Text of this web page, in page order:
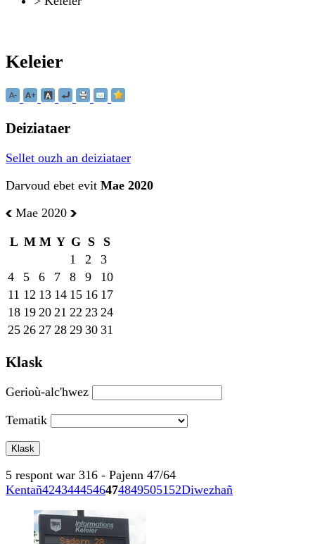
Keleier
Deiziataer
Sellet ouzh an deiziataer
Darvoud ebet evit Mae 2020
Mae 2020
L M M Y G S
S
1
2
3
4
5 6 7 8 9
10
11 12 13 14 15 16 17
18 19 20 21 22 23 24
25 26 27 28 29 30 31
Klask
Gerioù-alc'hwez
Tematik
5 respont war 316 - Pajenn 47/64
Kentañ4243444546474849505152Diwezhañ